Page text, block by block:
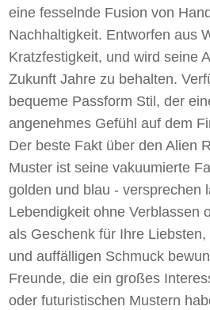
eine fesselnde Fusion von
Nachhaltigkeit. Entworfen aus
Kratzfestigkeit, und wird seine
Zukunft Jahre zu behalten.
bequeme Passform Stil, der
angenehmes Gefühl auf dem
Der beste Fakt über den Alien
Muster ist seine vakuumierte
golden und blau - versprechen
Lebendigkeit ohne Verblassen
als Geschenk für Ihre
und auffälligen Schmuck
Freunde, die ein großes
oder futuristischen Mustern